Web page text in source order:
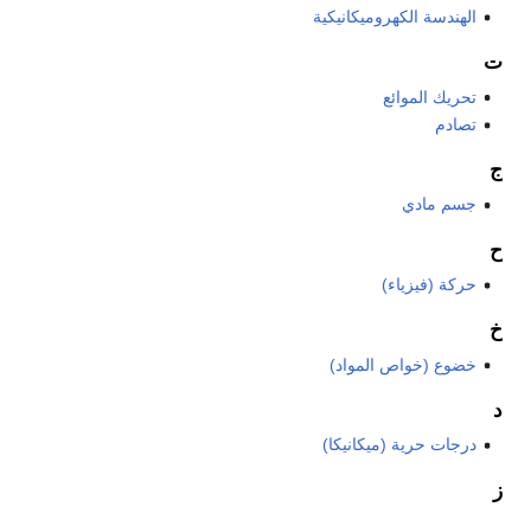
الهندسة الكهروميكانيكية
ت
تحريك الموائع
تصادم
ج
جسم مادي
ح
حركة (فيزياء)
خ
خضوع (خواص المواد)
د
درجات حرية (ميكانيكا)
ز